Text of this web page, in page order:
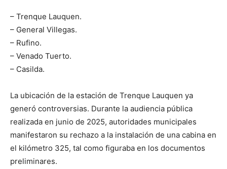
– Trenque Lauquen.
– General Villegas.
– Rufino.
– Venado Tuerto.
– Casilda.
La ubicación de la estación de Trenque Lauquen ya
generó controversias. Durante la audiencia pública
realizada en junio de 2025, autoridades municipales
manifestaron su rechazo a la instalación de una cabina en
el kilómetro 325, tal como figuraba en los documentos
preliminares.